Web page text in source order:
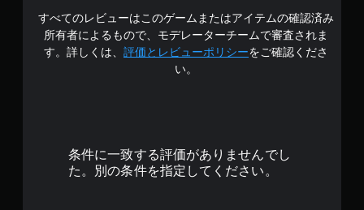
3
.
すべてのレビューはこのゲームまたはアイテムの確認済み
所有者によるもので、モデレーターチームで審査されま
す。詳しくは、 評価とレビューポリシーをご確認くださ
い。
条件に一致する評価がありませんでし
た。別の条件を指定してください。